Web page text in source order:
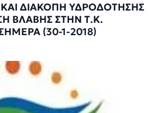
ΔΙΑΚΟΠΗ ΥΔΡΟΔΟΤΗΣΗΣ
ΒΛΑΒΗΣ ΣΤΗΝ Τ.Κ.
(30-1-2018)